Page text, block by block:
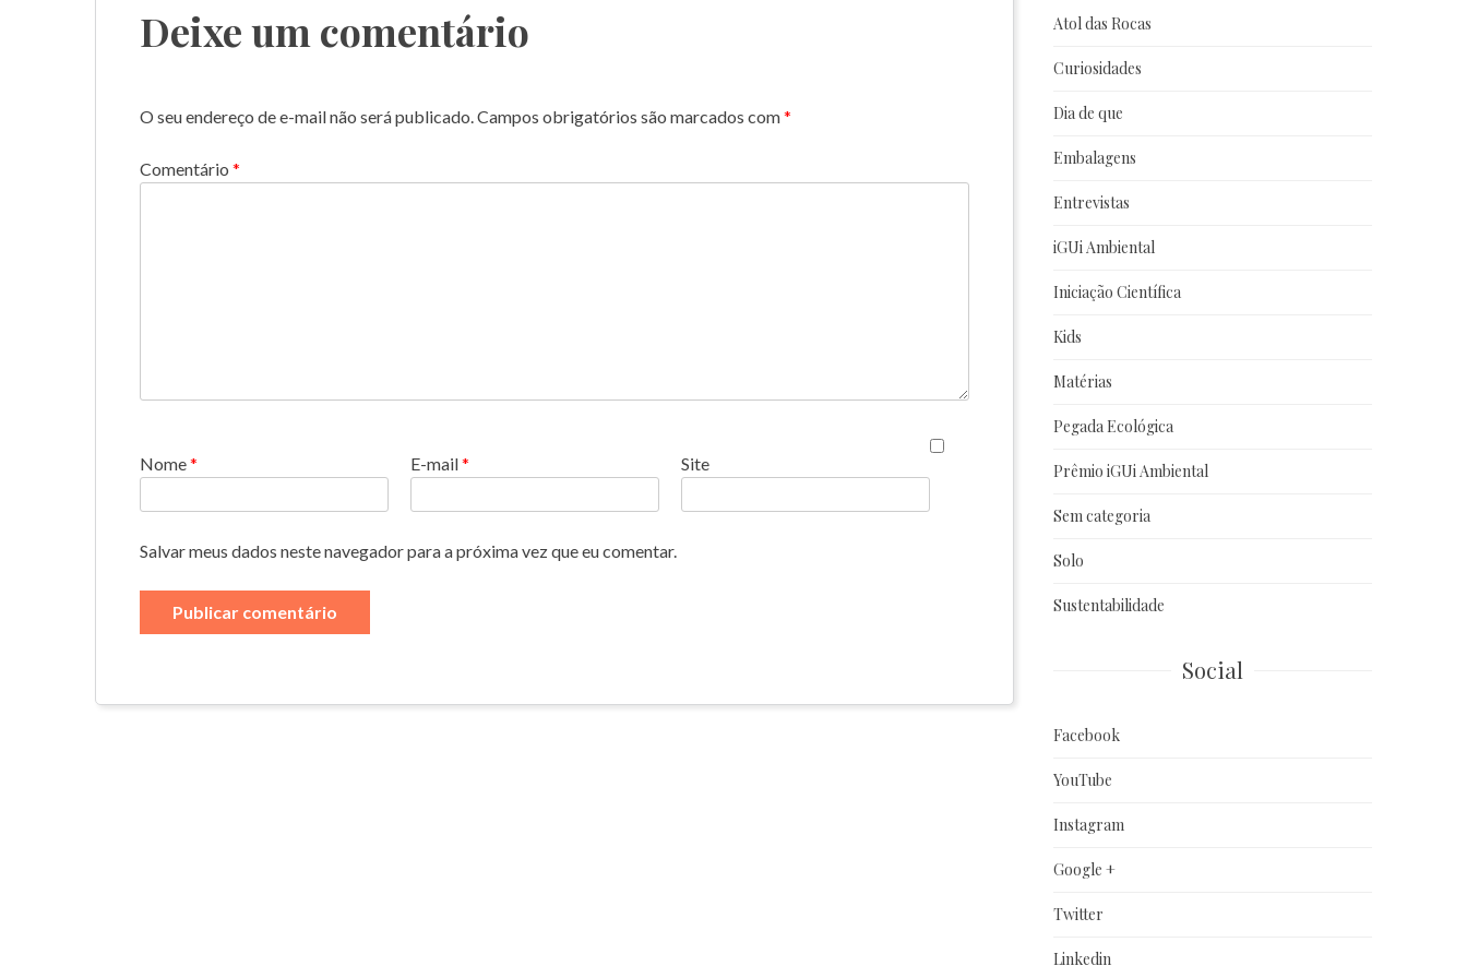
Deixe um comentário
O seu endereço de e-mail não será publicado.Campos obrigatórios são marcados com*
Comentário *
Nome* E-mail* Site
Salvar meus dados neste navegador para a próxima vez que eu comentar.
Atol das Rocas
Curiosidades
Dia de que
Embalagens
Entrevistas
iGUi Ambiental
Iniciação Científica
Kids
Matérias
Pegada Ecológica
Prêmio iGUi Ambiental
Sem categoria
Solo
Sustentabilidade
Social
Facebook
YouTube
Instagram
Google +
Twitter
Linkedin